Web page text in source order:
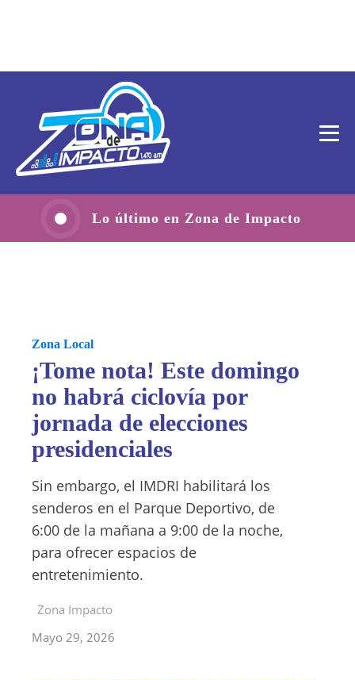
Lo último en Zona de Impacto
Zona Local
¡Tome nota! Este domingo
no habrá ciclovía por
jornada de elecciones
presidenciales
Sin embargo, el IMDRI habilitará los
senderos en el Parque Deportivo, de
6:00 de la mañana a 9:00 de la noche,
para ofrecer espacios de
entretenimiento.
Zona Impacto
Mayo 29, 2026